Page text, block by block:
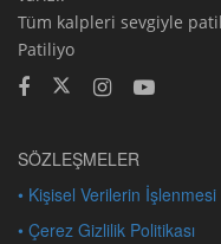
Tüm kalpleri sevgiyle
Patiliyo
SÖZLEŞMELER
• Kişisel Verilerin İşlenmesi
• Çerez Gizlilik Politikası